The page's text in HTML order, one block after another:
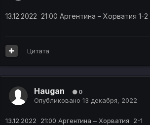
13.12.2022 21:00 Аргентина – Хорватия 1-2
Цитата
Haugan 0
Опубликовано 13 декабря, 2022
13.12.2022 21:00 Аргентина – Хорватия 2-1